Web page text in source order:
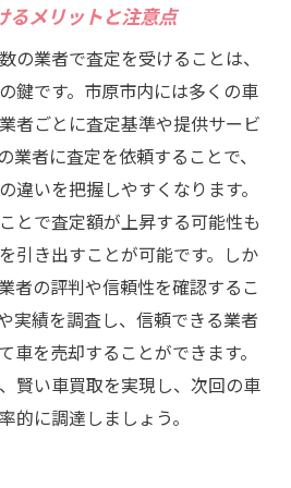
るメリットと注意点
の業者で査定を受けることは、
鍵です。市原市内には多くの車
者ごとに査定基準や提供サービ
業者に査定を依頼することで、
違いを把握しやすくなります。
とで査定額が上昇する可能性も
引き出すことが可能です。しか
者の評判や信頼性を確認するこ
実績を調査し、信頼できる業者
車を売却することができます。
賢い車買取を実現し、次回の車
的に調達しましょう。